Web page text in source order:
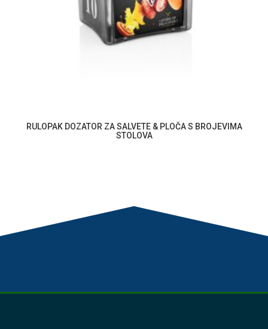
RULOPAK DOZATOR ZA SALVETE & PLOČA S BROJEVIMA
STOLOVA